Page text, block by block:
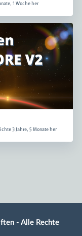
1 Woche her
3 Jahre, 5 Monate her
- Alle Rechte